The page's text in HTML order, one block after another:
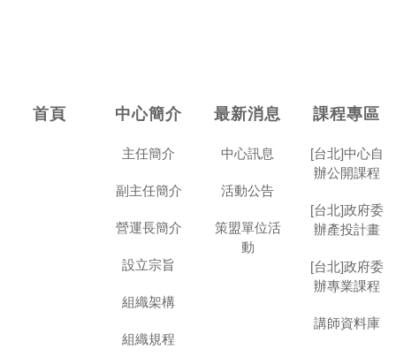
首頁 中心簡介
主任簡介
副主任簡介
營運長簡介
設立宗旨
組織架構
組織規程
最新消息
中心訊息
活動公告
策盟單位活
動
課程專區
[台北]中心自
辦公開課程
[台北]政府委
辦產投計畫
[台北]政府委
辦專業課程
講師資料庫